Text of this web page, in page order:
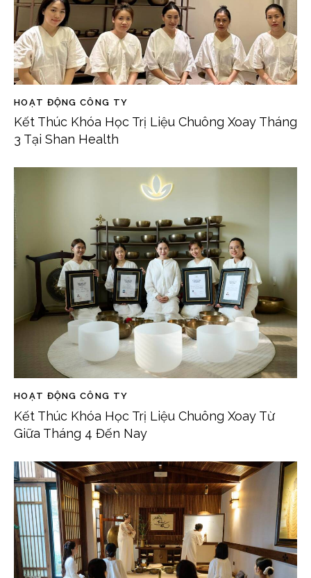
HOẠT ĐỘNG CÔNG TY
Kết Thúc Khóa Học Trị Liệu Chuông Xoay Tháng
3 Tại Shan Health
HOẠT ĐỘNG CÔNG TY
Kết Thúc Khóa Học Trị Liệu Chuông Xoay Từ
Giữa Tháng 4 Đến Nay